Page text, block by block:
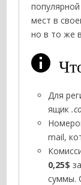
мест в
но в то же
Для
ящик
mail,
0,25$
суммы.